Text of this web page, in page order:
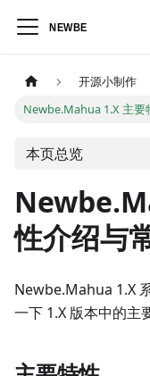
开源小制作
Newbe.Mahua 1.X 主
本页总览
性介绍与
Newbe.Mahua 1.X
一下 1.X 版本中的主